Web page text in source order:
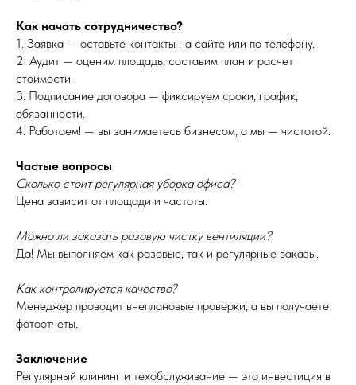
Как начать сотрудничество?
1. Заявка — оставьте контакты на сайте или по телефону.
2. Аудит — оценим площадь, составим план и расчет
стоимости.
3. Подписание договора — фиксируем сроки, график,
обязанности.
4. Работаем! — вы занимаетесь бизнесом, а мы — чистотой.
Частые вопросы
Сколько стоит регулярная уборка офиса?
Цена зависит от площади и частоты.
Можно ли заказать разовую чистку вентиляции?
Да! Мы выполняем как разовые, так и регулярные заказы.
Как контролируется качество?
Менеджер проводит внеплановые проверки, а вы получаете
фотоотчеты.
Заключение
Регулярный клининг и техобслуживание — это инвестиция в